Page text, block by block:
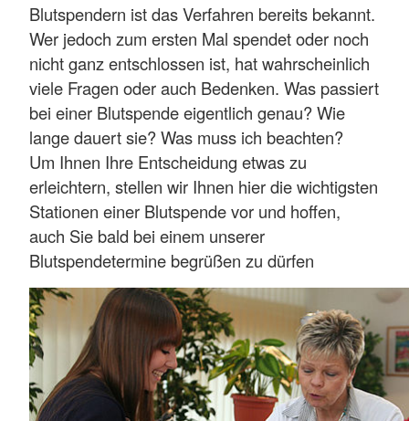
Blutspendern ist das Verfahren bereits bekannt.
Wer jedoch zum ersten Mal spendet oder noch
nicht ganz entschlossen ist, hat wahrscheinlich
viele Fragen oder auch Bedenken. Was passiert
bei einer Blutspende eigentlich genau? Wie
lange dauert sie? Was muss ich beachten?
Um Ihnen Ihre Entscheidung etwas zu
erleichtern, stellen wir Ihnen hier die wichtigsten
Stationen einer Blutspende vor und hoffen,
auch Sie bald bei einem unserer
Blutspendetermine begrüßen zu dürfen